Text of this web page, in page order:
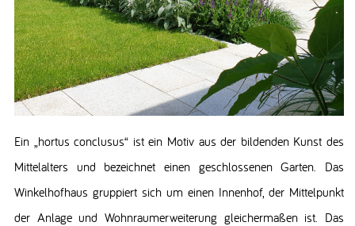
Ein „hortus conclusus“ ist ein Motiv aus der bildenden Kunst des
Mittelalters und bezeichnet einen geschlossenen Garten. Das
Winkelhofhaus gruppiert sich um einen Innenhof, der Mittelpunkt
der Anlage und Wohnraumerweiterung gleichermaßen ist. Das